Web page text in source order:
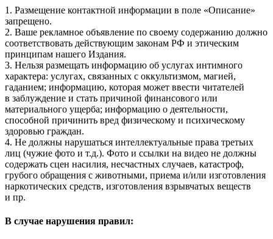
1. Размещение контактной информации в поле «Описание»
запрещено.
2. Ваше рекламное объявление по своему содержанию должно
соответствовать действующим законам РФ и этическим
принципам нашего Издания.
3. Нельзя размещать информацию об услугах интимного
характера: услугах, связанных с оккультизмом, магией,
гаданием; информацию, которая может ввести читателей
в заблуждение и стать причиной финансового или
материального ущерба; информацию о деятельности,
способной причинить вред физическому и психическому
здоровью граждан.
4. Не должны нарушаться интеллектуальные права третьих
лиц (чужие фото и т.д.). Фото и ссылки на видео не должны
содержать сцен насилия, несчастных случаев, катастроф,
грубого обращения с животными, приема и/или изготовления
наркотических средств, изготовления взрывчатых веществ
и пр.
В случае нарушения правил: